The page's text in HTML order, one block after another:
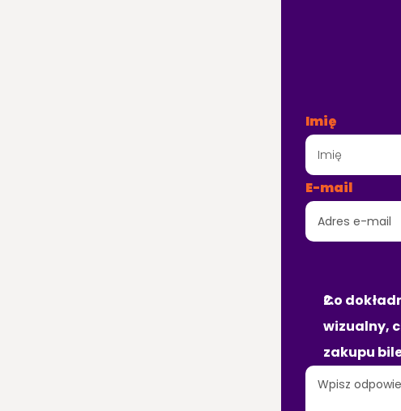
Imię
E-mail
Co
wizualny,
zakupu